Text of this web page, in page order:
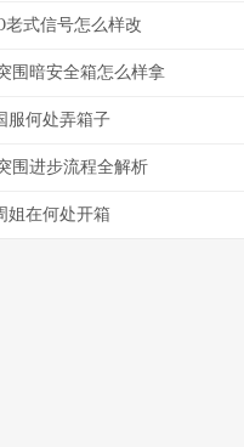
老式信号怎么样改
围暗安全箱怎么样拿
服何处弄箱子
围进步流程全解析
姐在何处开箱